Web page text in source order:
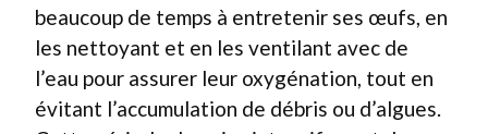
beaucoup de temps à entretenir ses œufs, en
les nettoyant et en les ventilant avec de
l’eau pour assurer leur oxygénation, tout en
évitant l’accumulation de débris ou d’algues.